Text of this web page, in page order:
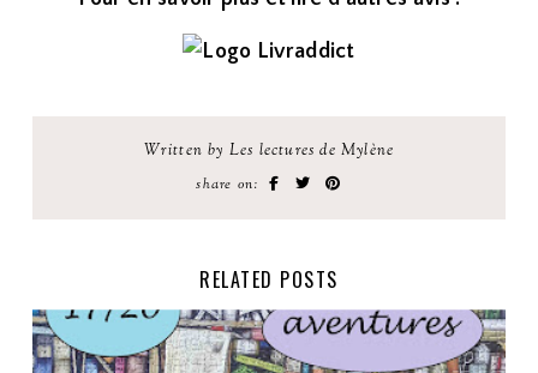
Written by Les lectures de Mylène
share on:
RELATED POSTS